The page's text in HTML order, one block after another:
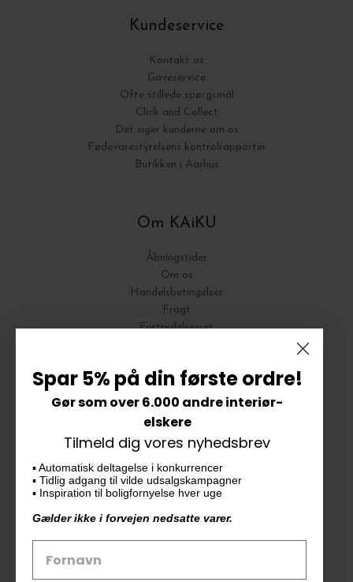
Kundeservice
Kontakt os
Gaveservice
Ofte stillede spørgsmål
Click and Collect
Det siger kunderne om os
Fødevarestyrelsens kontrolrapporter
Butikken i Aarhus
Om KAiKU
Åbningstider
Om os
Handelsbetingelser
Fragt
Fortrydelsesret
Vores butik
KAiKU ApS
Langdalsvej 46, bygning 7
8220 Brabrand
Tlf. 33 11 19 07
CVR-nr. 30715349
Spar 5% på din første ordre!
Gør som over 6.000 andre interiør-
elskere
Tilmeld dig vores nyhedsbrev
▪️ Automatisk deltagelse i konkurrencer
▪️ Tidlig adgang til vilde udsalgskampagner
▪️ Inspiration til boligfornyelse hver uge
Gælder ikke i forvejen nedsatte varer.